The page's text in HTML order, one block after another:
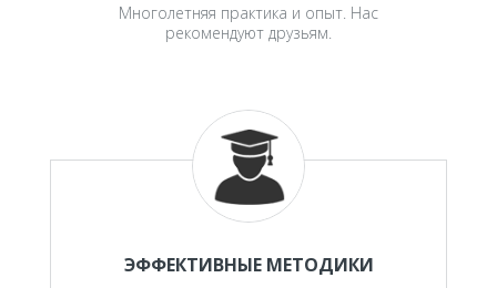
Многолетняя практика и опыт. Нас
рекомендуют друзьям.
ЭФФЕКТИВНЫЕ МЕТОДИКИ